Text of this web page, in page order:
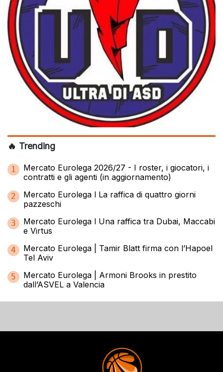
🔥 Trending
1
Mercato Eurolega 2026/27 - I roster, i giocatori, i
contratti e gli agenti (in aggiornamento)
2
Mercato Eurolega l La raffica di quattro giorni
pazzeschi
3
Mercato Eurolega l Una raffica tra Dubai, Maccabi
e Virtus
4
Mercato Eurolega | Tamir Blatt firma con l’Hapoel
Tel Aviv
5
Mercato Eurolega | Armoni Brooks in prestito
dall’ASVEL a Valencia